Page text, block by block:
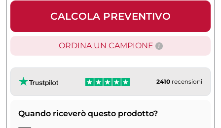
CALCOLA PREVENTIVO
ORDINA UN CAMPIONE
2410 recensioni
Quando riceverò questo prodotto?